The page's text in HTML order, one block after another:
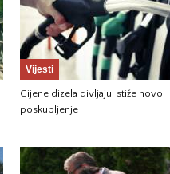
Vijesti
Cijene dizela divljaju, stiže novo
poskupljenje